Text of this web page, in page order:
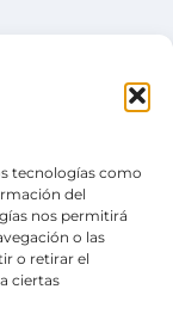
tecnologías como
del
nos permitirá
o las
o retirar el
ciertas
PRIVACIDAD